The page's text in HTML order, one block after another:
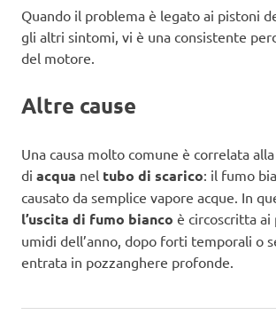
Quando il problema è legato ai pistoni
gli altri sintomi, vi è una consistente
del motore.
Altre cause
Una causa molto comune è correlata
di acqua nel tubo di scarico: il fumo
causato da semplice vapore acque. In
l’uscita di fumo bianco è circoscritta ai
umidi dell’anno, dopo forti temporali o
entrata in pozzanghere profonde.